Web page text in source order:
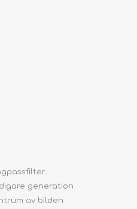
generation
av bilden